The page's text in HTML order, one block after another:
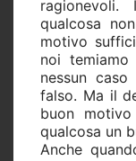
qualcosa
motivo
noi
nessun
falso. Ma il
buon
qualcosa un
Anche